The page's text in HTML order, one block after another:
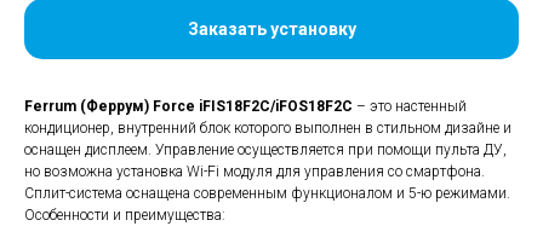
Заказать установку
Ferrum (Феррум) Force iFIS18F2С/iFOS18F2С – это настенный
кондиционер, внутренний блок которого выполнен в стильном дизайне и
оснащен дисплеем. Управление осуществляется при помощи пульта ДУ,
но возможна установка Wi-Fi модуля для управления со смартфона.
Сплит-система оснащена современным функционалом и 5-ю режимами.
Особенности и преимущества: